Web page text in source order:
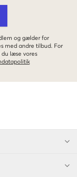
og gælder for
med andre tilbud. For
læse vores